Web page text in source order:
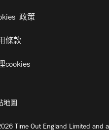
政策
條款
cookies
地圖
Time Out England Limited and